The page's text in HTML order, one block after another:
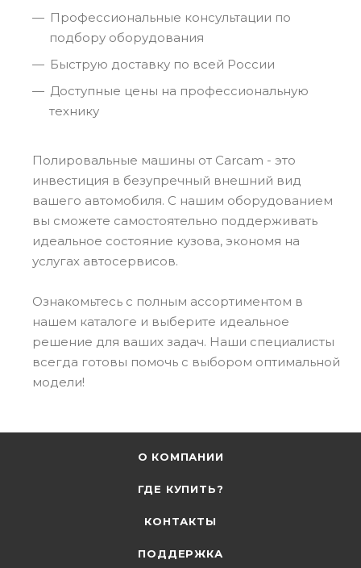
Профессиональные консультации по
подбору оборудования
Быструю доставку по всей России
Доступные цены на профессиональную
технику
Полировальные машины от Carcam - это
инвестиция в безупречный внешний вид
вашего автомобиля. С нашим оборудованием
вы сможете самостоятельно поддерживать
идеальное состояние кузова, экономя на
услугах автосервисов.
Ознакомьтесь с полным ассортиментом в
нашем каталоге и выберите идеальное
решение для ваших задач. Наши специалисты
всегда готовы помочь с выбором оптимальной
модели!
О КОМПАНИИ
ГДЕ КУПИТЬ?
КОНТАКТЫ
ПОДДЕРЖКА